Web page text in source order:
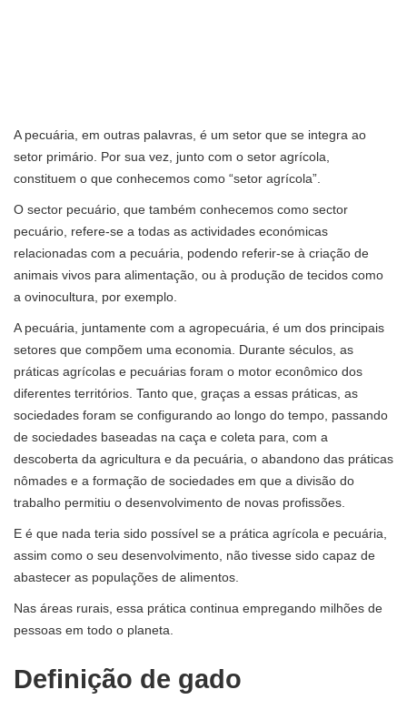
A pecuária, em outras palavras, é um setor que se integra ao
setor primário. Por sua vez, junto com o setor agrícola,
constituem o que conhecemos como “setor agrícola”.
O sector pecuário, que também conhecemos como sector
pecuário, refere-se a todas as actividades económicas
relacionadas com a pecuária, podendo referir-se à criação de
animais vivos para alimentação, ou à produção de tecidos como
a ovinocultura, por exemplo.
A pecuária, juntamente com a agropecuária, é um dos principais
setores que compõem uma economia. Durante séculos, as
práticas agrícolas e pecuárias foram o motor econômico dos
diferentes territórios. Tanto que, graças a essas práticas, as
sociedades foram se configurando ao longo do tempo, passando
de sociedades baseadas na caça e coleta para, com a
descoberta da agricultura e da pecuária, o abandono das práticas
nômades e a formação de sociedades em que a divisão do
trabalho permitiu o desenvolvimento de novas profissões.
E é que nada teria sido possível se a prática agrícola e pecuária,
assim como o seu desenvolvimento, não tivesse sido capaz de
abastecer as populações de alimentos.
Nas áreas rurais, essa prática continua empregando milhões de
pessoas em todo o planeta.
Definição de gado